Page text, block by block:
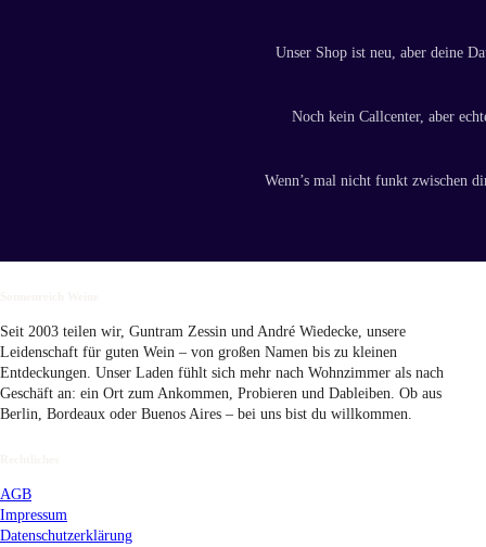
Unser Shop ist neu, aber deine
Noch kein Callcenter, aber
Wenn’s mal nicht funkt zwischen
Seit 2003 teilen wir, Guntram Zessin und André Wiedecke, unsere
Leidenschaft für guten Wein – von großen Namen bis zu kleinen
Entdeckungen. Unser Laden fühlt sich mehr nach Wohnzimmer als nach
Geschäft an: ein Ort zum Ankommen, Probieren und Dableiben. Ob aus
Berlin, Bordeaux oder Buenos Aires – bei uns bist du willkommen.
AGB
Impressum
Datenschutzerklärung